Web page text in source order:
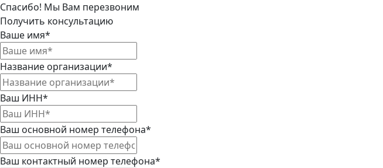
Спасибо! Мы Вам перезвоним
Получить консультацию
Ваше имя*
Название организации*
Ваш ИНН*
Ваш основной номер телефона*
Ваш контактный номер телефона*